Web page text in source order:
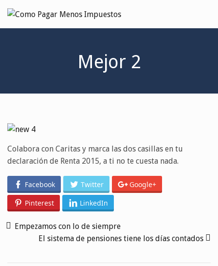
Mejor 2
Colabora con Caritas y marca las dos casillas en tu
declaración de Renta 2015, a ti no te cuesta nada.
Facebook Twitter Google+
Pinterest LinkedIn
Empezamos con lo de siempre
El sistema de pensiones tiene los días contados